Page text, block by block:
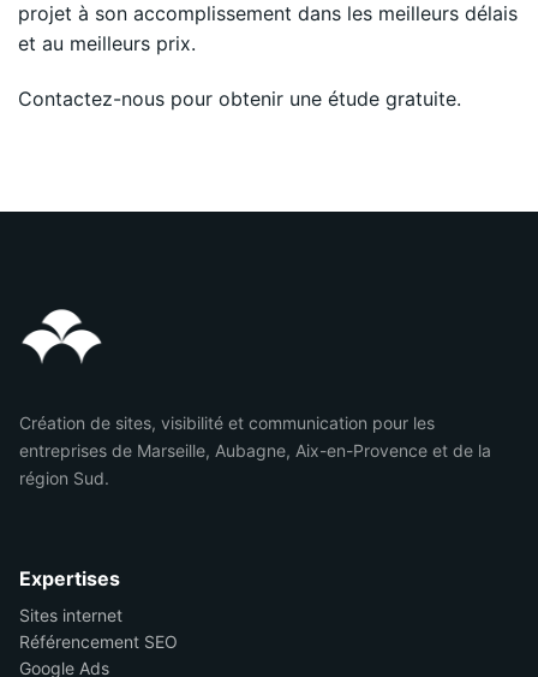
projet à son accomplissement dans les meilleurs délais
et au meilleurs prix.
Contactez-nous pour obtenir une étude gratuite.
Création de sites, visibilité et communication pour les
entreprises de Marseille, Aubagne, Aix-en-Provence et de la
région Sud.
Expertises
Sites internet
Référencement SEO
Google Ads